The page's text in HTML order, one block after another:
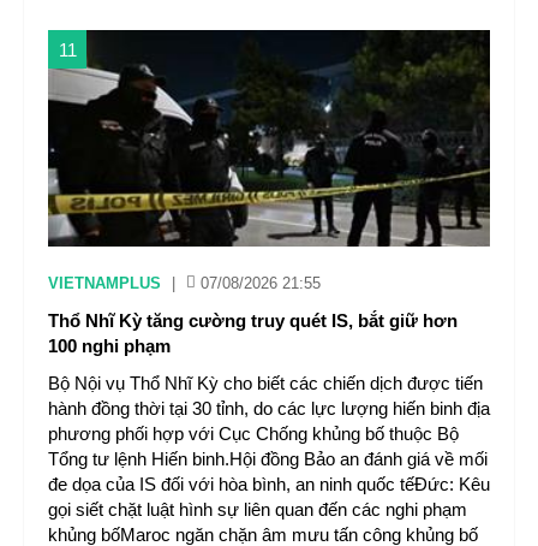
11
VIETNAMPLUS 07/08/2026 21:55
Thổ Nhĩ Kỳ tăng cường truy quét IS, bắt giữ hơn
100 nghi phạm
Bộ Nội vụ Thổ Nhĩ Kỳ cho biết các chiến dịch được tiến
hành đồng thời tại 30 tỉnh, do các lực lượng hiến binh địa
phương phối hợp với Cục Chống khủng bố thuộc Bộ
Tổng tư lệnh Hiến binh.Hội đồng Bảo an đánh giá về mối
đe dọa của IS đối với hòa bình, an ninh quốc tếĐức: Kêu
gọi siết chặt luật hình sự liên quan đến các nghi phạm
khủng bốMaroc ngăn chặn âm mưu tấn công khủng bố